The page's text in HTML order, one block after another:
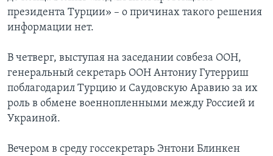
президента Турции» – о причинах такого решения
информации нет.
В четверг, выступая на заседании совбеза ООН,
генеральный секретарь ООН Антониу Гутерриш
поблагодарил Турцию и Саудовскую Аравию за их
роль в обмене военнопленными между Россией и
Украиной.
Вечером в среду госсекретарь Энтони Блинкен